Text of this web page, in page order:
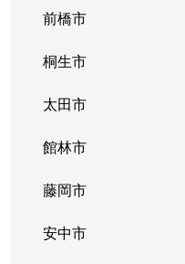
前橋市
桐生市
太田市
館林市
藤岡市
安中市